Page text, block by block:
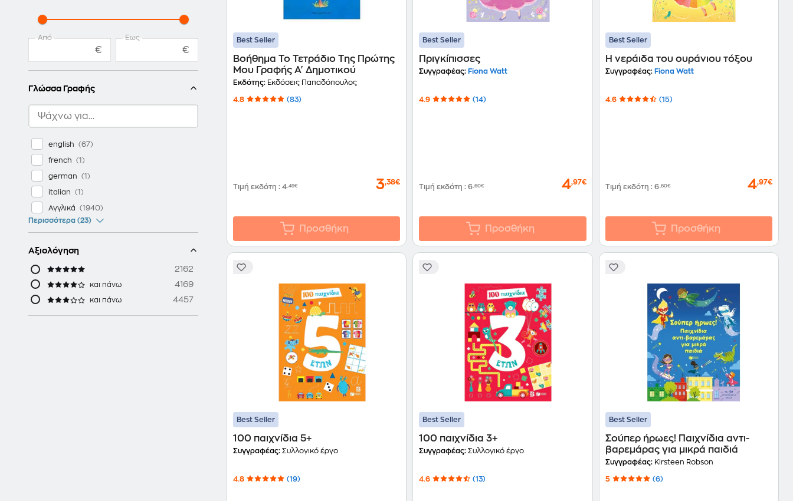
Από
€
Έως
€
Γλώσσα Γραφής
english
french
german
italian
Αγγλικά
Περισσότερα (23)
Αξιολόγηση
2162
και πάνω 4169
και πάνω 4457
Best Seller
Βοήθημα Το Τετράδιο Της Πρώτης
Μου Γραφής Α' Δημοτικού
Εκδότης: Εκδόσεις Παπαδόπουλος
4.8 (83)
Τιμή εκδότη : 4,49€ 3,38€
Προσθήκη
Best Seller
Πριγκίπισσες
Συγγραφέας: Fiona Watt
4.9 (14)
Τιμή εκδότη:6,60€ 4,97€
Προσθήκη
Best Seller
Η νεράιδα του ουράνιου τόξου
Συγγραφέας:Fiona Watt
4.6 (15)
Τιμή εκδότη : 6,60€ 4,97€
Προσθήκη
Best Seller
100 παιχνίδια 5+
Συγγραφέας: Συλλογικό έργο
4.8 (19)
Best Seller
100 παιχνίδια 3+
Συγγραφέας: Συλλογικό έργο
4.6 (13)
Best Seller
Σούπερ ήρωες! Παιχνίδια αντι-
βαρεμάρας για μικρά παιδιά
Συγγραφέας:Kirsteen Robson
5 (6)